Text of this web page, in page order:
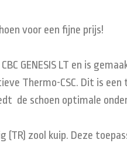
voor een fijne prijs!
GENESIS LT en is
Thermo-CSC. Dit is
de schoen optimale
(TR) zool kuip. Deze